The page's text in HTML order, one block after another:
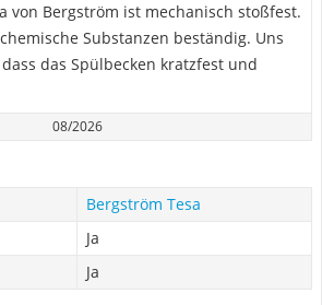
von Bergström ist mechanisch stoßfest.
Substanzen beständig. Uns
das Spülbecken kratzfest und
08/2026
Bergström Tesa
Ja
Ja